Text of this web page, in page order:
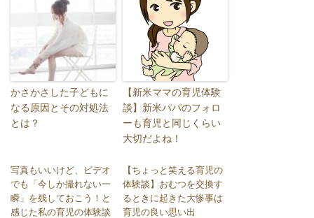
かさかさした子どもに
なる原因とその対処法
とは？
【新米ママの育児体験
談】新米パパのフォロ
ーも育児と同じくらい
大切だよね！
写真もいいけど、ビデオ
でも「今しか撮れない一
瞬」を残しておこう！と
感じた私の育児の体験談
【ちょっと笑える育児の
体験談】おむつを交換す
るときに起きた大惨事は
育児の良い思い出